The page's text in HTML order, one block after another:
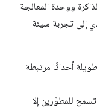
ووحدة المعالجة
إلى تجربة سيئة
أحداثًا مرتبطة
للمطوّرين إلا